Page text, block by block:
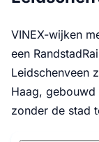
VINEX-wijken
een
Leidschenveen
Haag,
zonder de stad